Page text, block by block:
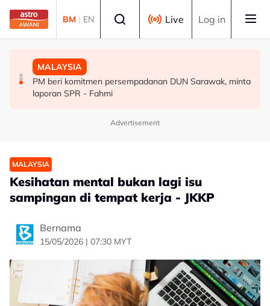
Skip to main content
BM | EN Live Log in
MALAYSIA
Terlupa letak gear ‘P’ punca SUV rempuh pintu kaca
Balai Berlepas KKIA
MALAYSIA
Sektor swasta digesa perluas peluang kerjaya kedua
veteran tentera - Wan Azizah
MALAYSIA
PM beri komitmen persempadanan DUN Sarawak, minta
laporan SPR - Fahmi
Advertisement
MALAYSIA
Kesihatan mental bukan lagi isu
sampingan di tempat kerja - JKKP
Bernama
15/05/2026 | 07:30 MYT